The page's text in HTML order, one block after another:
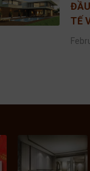
TẾ
LA LUNA NHA
TRANG – KÊNH
ĐẦU TƯ “SÁNG